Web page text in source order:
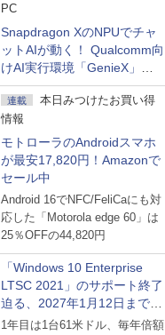
PC
Snapdragon XのNPUでチャ
ットAIが動く！ Qualcomm向
けAI実行環境「GenieX」を
試してみた
連載
本日みつけたお買い得
情報
モトローラのAndroidスマホ
が最安17,820円！Amazonで
セール中
Android 16でNFC/FeliCaにも対
応した「Motorola edge 60」は
25％OFFの44,820円
「Windows 10 Enterprise
LTSC 2021」のサポート終了
迫る、2027年1月12日まで
～ESUは9月1日から販売
1年目は1台61米ドル、毎年倍額